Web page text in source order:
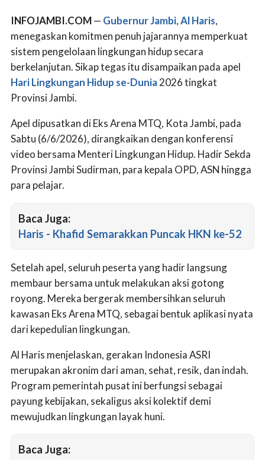
INFOJAMBI.COM— Gubernur Jambi,Al Haris,
menegaskan komitmen penuh jajarannya memperkuat
sistem pengelolaan lingkungan hidup secara
berkelanjutan. Sikap tegas itu disampaikan pada apel
Hari Lingkungan Hidup se-Dunia2026 tingkat
Provinsi Jambi.
Apel dipusatkan di Eks Arena MTQ, Kota Jambi, pada
Sabtu (6/6/2026), dirangkaikan dengan konferensi
video bersama Menteri Lingkungan Hidup. Hadir Sekda
Provinsi Jambi Sudirman, para kepala OPD, ASN hingga
para pelajar.
Baca Juga:
Haris - Khafid Semarakkan Puncak HKN ke-52
Setelah apel, seluruh peserta yang hadir langsung
membaur bersama untuk melakukan aksi gotong
royong. Mereka bergerak membersihkan seluruh
kawasan Eks Arena MTQ, sebagai bentuk aplikasi nyata
dari kepedulian lingkungan.
Al Haris menjelaskan, gerakan Indonesia ASRI
merupakan akronim dari aman, sehat, resik, dan indah.
Program pemerintah pusat ini berfungsi sebagai
payung kebijakan, sekaligus aksi kolektif demi
mewujudkan lingkungan layak huni.
Baca Juga: